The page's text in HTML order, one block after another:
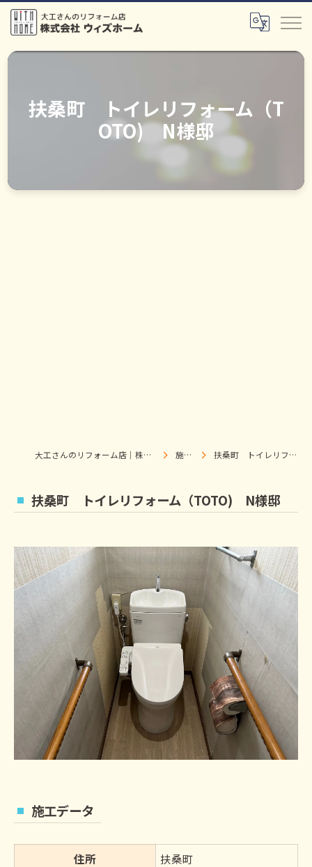
扶桑町 トイレリフォーム（T
OTO) N様邸
大工さんのリフォーム店｜株式会社ウィズホーム｜扶桑・犬山 施工事例 扶桑町 トイレリフォーム（TOTO) N様邸
扶桑町 トイレリフォーム（TOTO) N様邸
施工データ
住所
扶桑町